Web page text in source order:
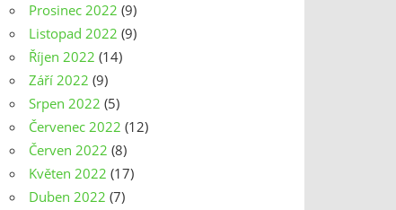
Prosinec 2022 (9)
Listopad 2022 (9)
Říjen 2022 (14)
Září 2022 (9)
Srpen 2022 (5)
Červenec 2022 (12)
Červen 2022 (8)
Květen 2022 (17)
Duben 2022 (7)